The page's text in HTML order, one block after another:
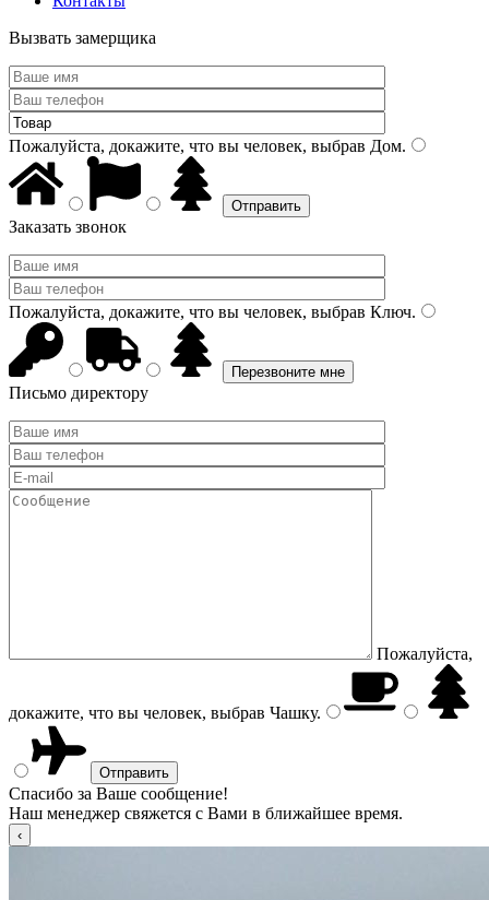
Вызвать замерщика
Пожалуйста, докажите, что вы человек, выбрав Дом.
Заказать звонок
Пожалуйста, докажите, что вы человек, выбрав Ключ.
Письмо директору
Пожалуйста,
докажите, что вы человек, выбрав Чашку.
Спасибо за Ваше сообщение!
Наш менеджер свяжется с Вами в ближайшее время.